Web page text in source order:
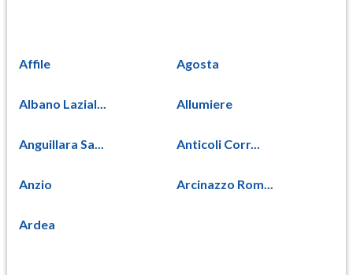
Affile Agosta
Albano Lazial... Allumiere
Anguillara Sa... Anticoli Corr...
Anzio Arcinazzo Rom...
Ardea